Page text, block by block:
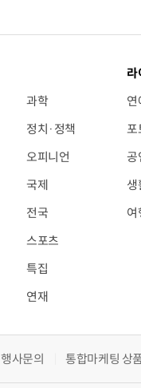
과학
정치·정책
오피니언
국제
전국
스포츠
특집
연재
라
연
포
공
생
여
행사문의 통합마케팅 상